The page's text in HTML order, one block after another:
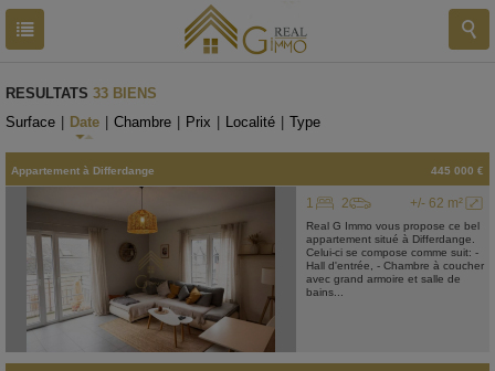
RESULTATS 33 BIENS
Surface
Date Chambre Prix Localité Type
Appartement à Differdange 445 000 €
+/- 62 m²
1 2
Real G Immo vous propose ce bel
appartement situé à Differdange.
Celui-ci se compose comme suit: -
Hall d'entrée, - Chambre à coucher
avec grand armoire et salle de
bains...